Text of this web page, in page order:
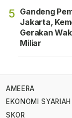
5 Gandeng
Jakarta,
Gerakan
Miliar
AMEERA
EKONOMI SYARIAH
SKOR